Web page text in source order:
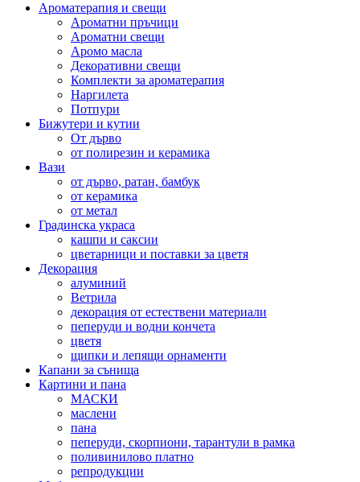
Ароматерапия и свещи
Ароматни пръчици
Ароматни свещи
Аромо масла
Декоративни свещи
Комплекти за ароматерапия
Наргилета
Потпури
Бижутери и кутии
От дърво
от полирезин и керамика
Вази
от дърво, ратан, бамбук
от керамика
от метал
Градинска украса
кашпи и саксии
цветарници и поставки за цветя
Декорация
алуминий
Ветрила
декорация от естествени материали
пеперуди и водни кончета
цветя
щипки и лепящи орнаменти
Капани за сънища
Картини и пана
МАСКИ
маслени
пана
пеперуди, скорпиони, тарантули в рамка
поливинилово платно
репродукции